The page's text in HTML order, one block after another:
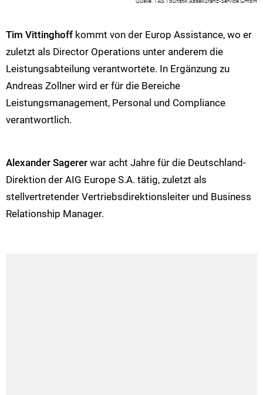
Tim Vittinghoff kommt von der Europ Assistance, wo er
zuletzt als Director Operations unter anderem die
Leistungsabteilung verantwortete. In Ergänzung zu
Andreas Zollner wird er für die Bereiche
Leistungsmanagement, Personal und Compliance
verantwortlich.
Alexander Sagerer war acht Jahre für die Deutschland-
Direktion der AIG Europe S.A. tätig, zuletzt als
stellvertretender Vertriebsdirektionsleiter und Business
Relationship Manager.